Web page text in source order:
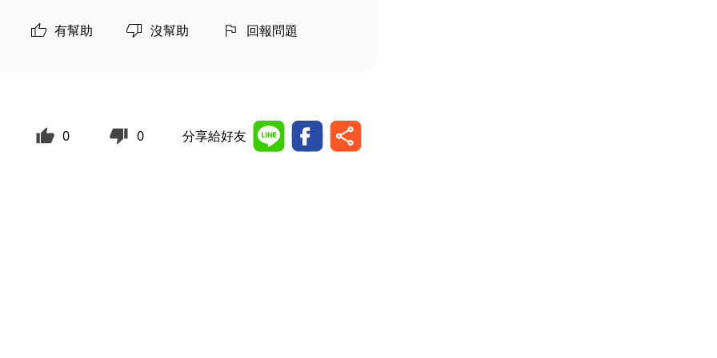
有幫助 沒幫助 回報問題
0 0 分享給好友